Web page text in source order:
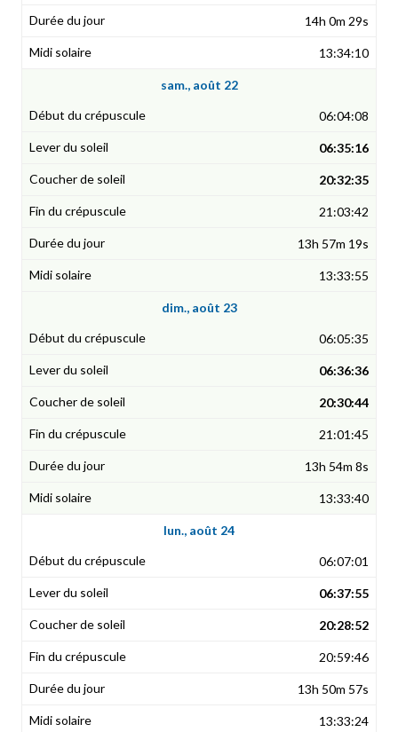
14h 0m 29s
13:34:10
sam., août 22
06:04:08
06:35:16
20:32:35
21:03:42
13h 57m 19s
13:33:55
dim., août 23
06:05:35
06:36:36
20:30:44
21:01:45
13h 54m 8s
13:33:40
lun., août 24
06:07:01
06:37:55
20:28:52
20:59:46
13h 50m 57s
13:33:24